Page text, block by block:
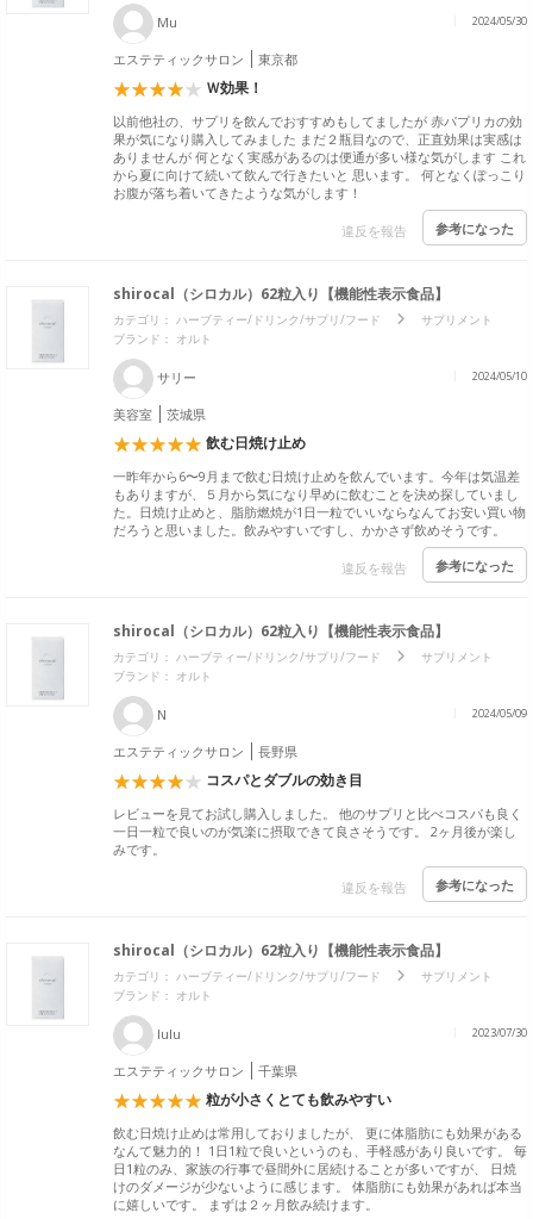
Mu 2024/05/30
エステティックサロン 東京都
Ｗ効果！
以前他社の、サプリを飲んでおすすめもしてましたが 赤パプリカの効
果が気になり購入してみました まだ２瓶目なので、正直効果は実感は
ありませんが 何となく実感があるのは便通が多い様な気がします これ
から夏に向けて続いて飲んで行きたいと 思います。 何となくぽっこり
お腹が落ち着いてきたような気がします！
違反を報告 参考になった
shirocal（シロカル）62粒入り【機能性表示食品】
カテゴリ： ハーブティー/ドリンク/サプリ/フード
サプリメント
ブランド： オルト
サリー 2024/05/10
美容室 茨城県
飲む日焼け止め
一昨年から6〜9月まで飲む日焼け止めを飲んでいます。今年は気温差
もありますが、５月から気になり早めに飲むことを決め探していまし
た。日焼け止めと、脂肪燃焼が1日一粒でいいならなんてお安い買い物
だろうと思いました。飲みやすいですし、かかさず飲めそうです。
違反を報告 参考になった
shirocal（シロカル）62粒入り【機能性表示食品】
カテゴリ： ハーブティー/ドリンク/サプリ/フード
サプリメント
ブランド： オルト
N 2024/05/09
エステティックサロン 長野県
コスパとダブルの効き目
レビューを見てお試し購入しました。 他のサプリと比べコスパも良く
一日一粒で良いのが気楽に摂取できて良さそうです。 2ヶ月後が楽し
みです。
違反を報告 参考になった
shirocal（シロカル）62粒入り【機能性表示食品】
カテゴリ： ハーブティー/ドリンク/サプリ/フード
サプリメント
ブランド： オルト
lulu 2023/07/30
エステティックサロン 千葉県
粒が小さくとても飲みやすい
飲む日焼け止めは常用しておりましたが、 更に体脂肪にも効果がある
なんて魅力的！ 1日1粒で良いというのも、手軽感があり良いです。 毎
日1粒のみ、家族の行事で昼間外に居続けることが多いですが、 日焼
けのダメージが少ないように感じます。 体脂肪にも効果があれば本当
に嬉しいです。 まずは２ヶ月飲み続けます。